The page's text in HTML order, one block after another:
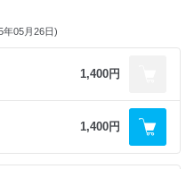
ウォールホビー1/72:副田洋平
ン プラッツ/NuNu 1/24:SOF
明書付属 イタレリ1/24:Ken-1
る! ・模型製作定番アイテム再発
基本 ・カッチリ組んで、作業中
削作業をこなす布と紙 ・気にな
作りたい! ・置き換え、複製は思
ミニ四駆シリーズ No.24 ファン
道橋の記憶：田中 令 ■連 載・ナ
・艦船諸国漫遊記：鯨水庵八十
か ASE-6102 ■連 載・ワールド
REVIEW・M1A2 SEP V3 エイブ
年05月26日)
1,400円
1,400円